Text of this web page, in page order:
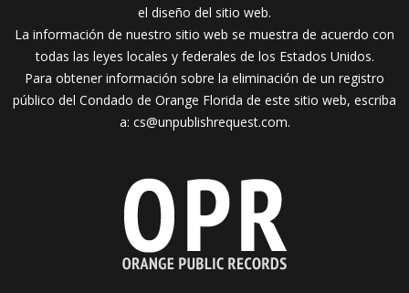
el diseño del sitio web.
La información de nuestro sitio web se muestra de acuerdo con
todas las leyes locales y federales de los Estados Unidos.
Para obtener información sobre la eliminación de un registro
público del Condado de Orange Florida de este sitio web, escriba
a: cs@unpublishrequest.com.